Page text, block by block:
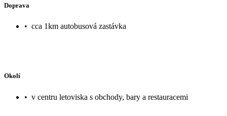
Doprava
• cca 1km autobusová zastávka
Okolí
• v centru letoviska s obchody, bary a restauracemi